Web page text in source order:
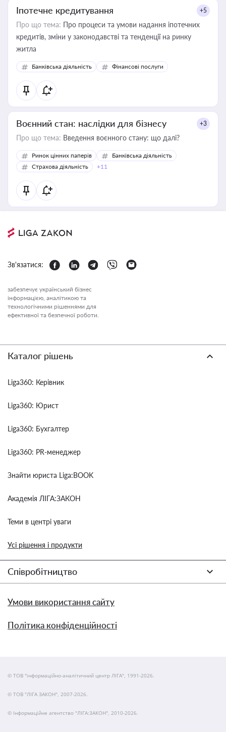
Іпотечне кредитування +5
Про що тема: Про процеси та умови надання іпотечних
кредитів, зміни у законодавстві та тенденції на ринку
житла
Банківська діяльність Фінансові послуги
Воєнний стан: наслідки для бізнесу +3
Про що тема: Введення воєнного стану: що далі?
Ринок цінних паперів
Банківська діяльність
Страхова діяльність
+11
Зв'язатися:
забезпечує український бізнес
інформацією, аналітикою та
технологічними рішеннями для
ефективної та безпечної роботи.
Каталог рішень
Liga360: Керівник
Liga360: Юрист
Liga360: Бухгалтер
Liga360: PR-менеджер
Знайти юриста Liga:BOOK
Академія ЛІГА:ЗАКОН
Теми в центрі уваги
Усі рішення і продукти
Співробітництво
Умови використання сайту
Політика конфіденційності
© ТОВ "інформаційно-аналітичний центр ЛІГА", 1991-2026.
© ТОВ "ЛІГА ЗАКОН", 2007-2026.
© Інформаційне агентство "ЛІГА:ЗАКОН", 2010-2026.